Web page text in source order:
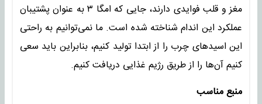
مغز و قلب فوایدی دارند، جایی که امگا ۳ به عنوان پشتیبان
عملکرد این اندام شناخته شده است. ما نمی‌توانیم به راحتی
این اسیدهای چرب را از ابتدا تولید کنیم، بنابراین باید سعی
کنیم آن‌ها را از طریق رژیم غذایی دریافت کنیم.
منبع مناسب